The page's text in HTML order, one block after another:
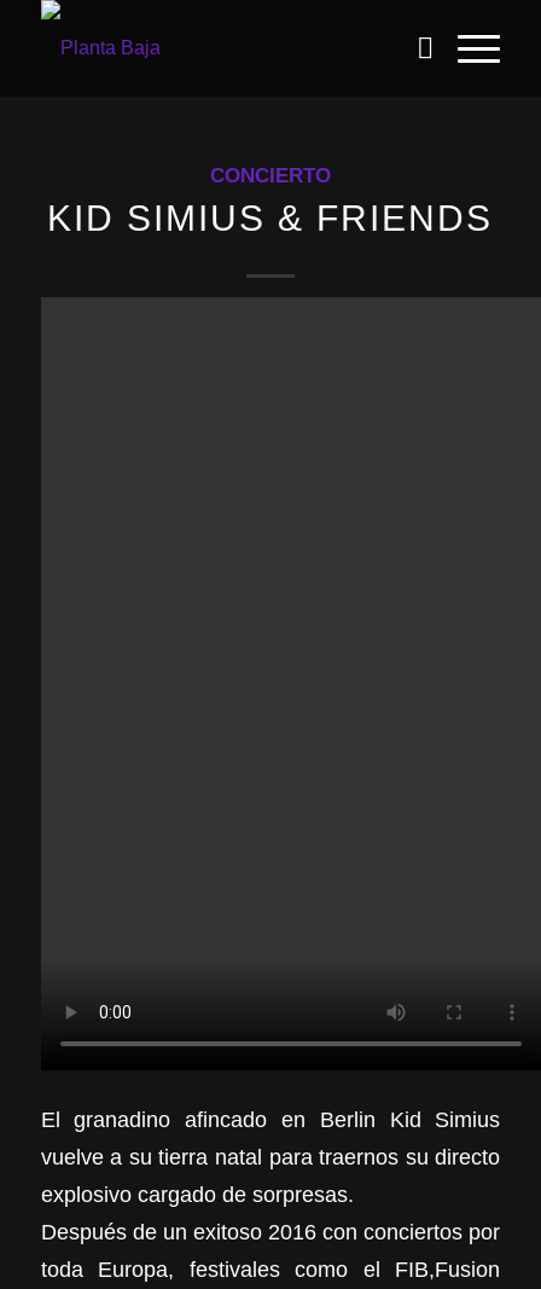
CONCIERTO
KID SIMIUS & FRIENDS
El granadino afincado en Berlin Kid Simius
vuelve a su tierra natal para traernos su directo
explosivo cargado de sorpresas.
Después de un exitoso 2016 con conciertos por
toda Europa, festivales como el FIB,Fusion